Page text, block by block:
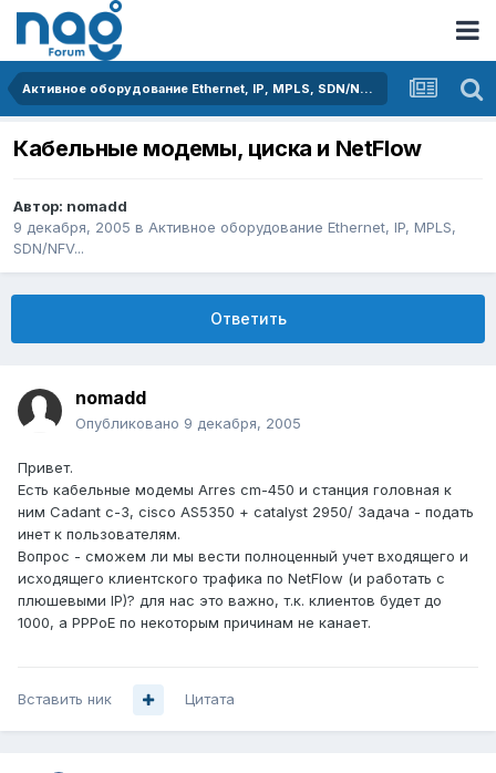
Активное оборудование Ethernet, IP, MPLS, SDN/NFV...
Кабельные модемы, циска и NetFlow
Автор: nomadd
9 декабря, 2005 в Активное оборудование Ethernet, IP, MPLS,
SDN/NFV...
Ответить
nomadd
Опубликовано 9 декабря, 2005
Привет.
Есть кабельные модемы Arres cm-450 и станция головная к
ним Cadant c-3, cisco AS5350 + catalyst 2950/ Задача - подать
инет к пользователям.
Вопрос - сможем ли мы вести полноценный учет входящего и
исходящего клиентского трафика по NetFlow (и работать с
плюшевыми IP)? для нас это важно, т.к. клиентов будет до
1000, а PPPoE по некоторым причинам не канает.
Вставить ник Цитата